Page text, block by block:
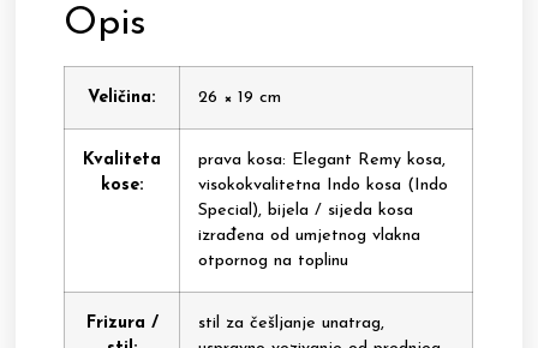
Opis
Veličina: 26 × 19 cm
Kvaliteta
kose:
prava kosa: Elegant Remy kosa,
visokokvalitetna Indo kosa (Indo
Special), bijela / sijeda kosa
izrađena od umjetnog vlakna
otpornog na toplinu
Frizura /
stil za češljanje unatrag,